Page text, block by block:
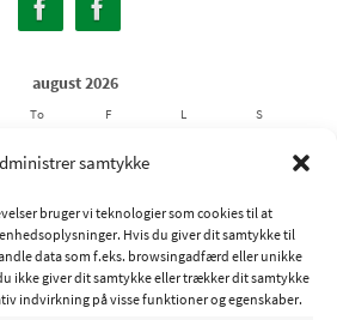
samtykke
bruger vi teknologier som cookies til at
Hvis du giver dit samtykke til
data som f.eks. browsingadfærd eller unikke
ikke giver dit samtykke eller trækker dit samtykke
indvirkning på visse funktioner og egenskaber.
august 2026
To F L S
13 14 15
20 21 22
23
27 28 29 30